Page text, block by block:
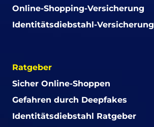
Online-Shopping-Versicherung
Identitätsdiebstahl-Versicherung
Ratgeber
Sicher Online-Shoppen
Gefahren durch Deepfakes
Identitätsdiebstahl Ratgeber